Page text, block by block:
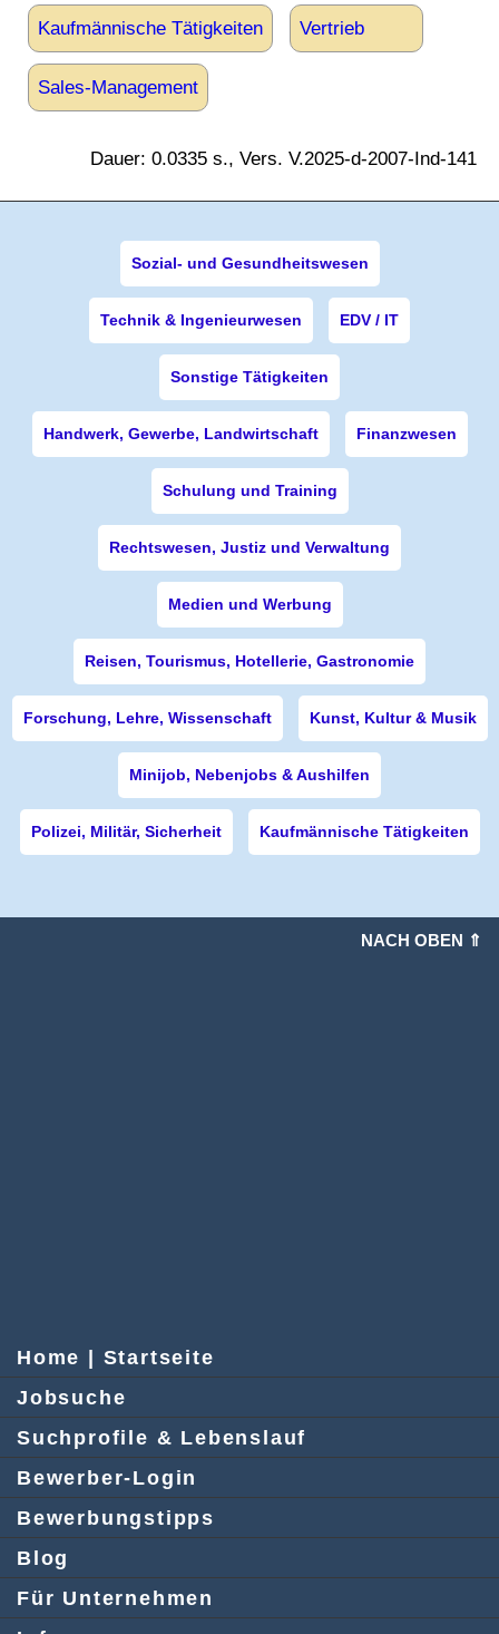
Kaufmännische Tätigkeiten Vertrieb
Sales-Management
Dauer: 0.0335 s., Vers. V.2025-d-2007-Ind-141
Sozial- und Gesundheitswesen
Technik & Ingenieurwesen EDV / IT
Sonstige Tätigkeiten
Handwerk, Gewerbe, Landwirtschaft Finanzwesen
Schulung und Training
Rechtswesen, Justiz und Verwaltung
Medien und Werbung
Reisen, Tourismus, Hotellerie, Gastronomie
Forschung, Lehre, Wissenschaft Kunst, Kultur & Musik
Minijob, Nebenjobs & Aushilfen
Polizei, Militär, Sicherheit Kaufmännische Tätigkeiten
NACH OBEN ⇑
Home | Startseite
Jobsuche
Suchprofile & Lebenslauf
Bewerber-Login
Bewerbungstipps
Blog
Für Unternehmen